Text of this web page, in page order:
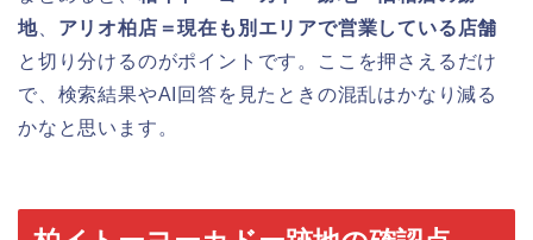
地、 アリオ柏店＝現在も別エリアで営業している店舗
と切り分けるのがポイントです。ここを押さえるだけ
で、検索結果やAI回答を見たときの混乱はかなり減る
かなと思います。